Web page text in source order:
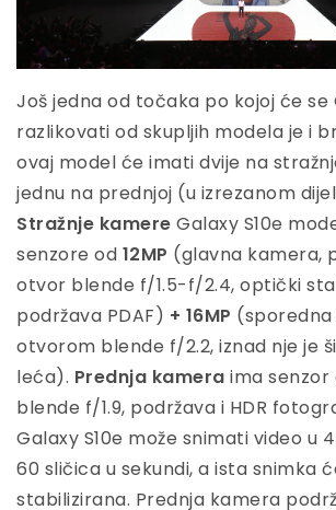
Još jedna od točaka po kojoj će se
razlikovati od skupljih modela je i
ovaj model će imati dvije na
jednu na prednjoj (u izrezanom
Stražnje kamere Galaxy S10e
senzore od 12MP (glavna kamera,
otvor blende f/1.5-f/2.4, optički
podržava PDAF) + 16MP
otvorom blende f/2.2, iznad nje je
leća). Prednja kamera ima senzor
blende f/1.9, podržava i HDR
Galaxy S10e može snimati video u
60 sličica u sekundi, a ista snimka
stabilizirana. Prednja kamera